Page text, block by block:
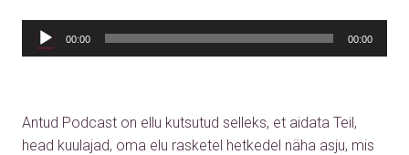
Audio
Player
00:00 00:00
Antud Podcast on ellu kutsutud selleks, et aidata Teil,
head kuulajad, oma elu rasketel hetkedel näha asju, mis